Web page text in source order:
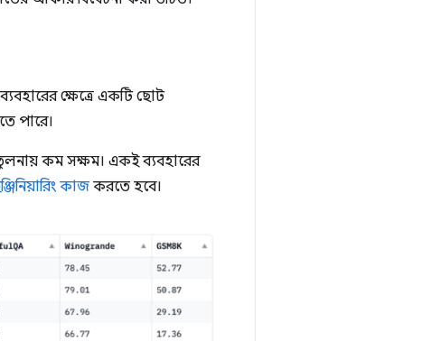
ক্ষেত্রে একটি ছোট
পারে।
কম সক্ষম। একই ব্যবহারের
কাজ করতে হবে।